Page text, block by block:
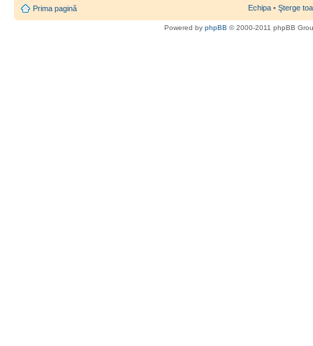
Prima pagină Echipa • Şterge
Powered by phpBB © 2000-2011 phpBB